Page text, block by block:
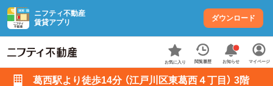
ニフティ不動産
賃貸アプリ
ダウンロード
お気に入り 閲覧履歴 お知らせ マイページ
葛西駅より徒歩14分 （江戸川区東葛西４丁目） 3階